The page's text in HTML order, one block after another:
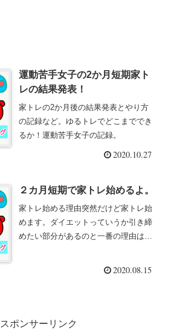
運動苦手女子の2か月短期家ト
レの結果発表！
家トレの2か月後の結果発表とやり方
の記録など。ゆるトレでどこまででき
るか！運動苦手女子の記録。
2020.10.27
２カ月短期で家トレ始めるよ。
家トレ始める理由突然だけど家トレ始
めます。ダイエットっていうか引き締
めたい部分があるのと一番の理由は運
2020.08.15
スポンサーリンク